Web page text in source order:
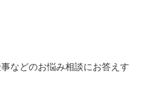
などのお悩み相談にお答えす